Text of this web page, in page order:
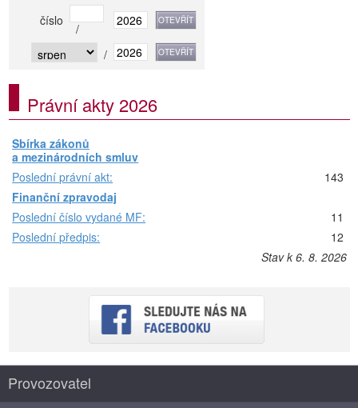
číslo
/
/
Právní akty 2026
Sbírka zákonů
a mezinárodních smluv
Poslední právní akt:
143
Finanční zpravodaj
Poslední číslo vydané MF:
11
Poslední předpis:
12
Stav k 6. 8. 2026
Provozovatel